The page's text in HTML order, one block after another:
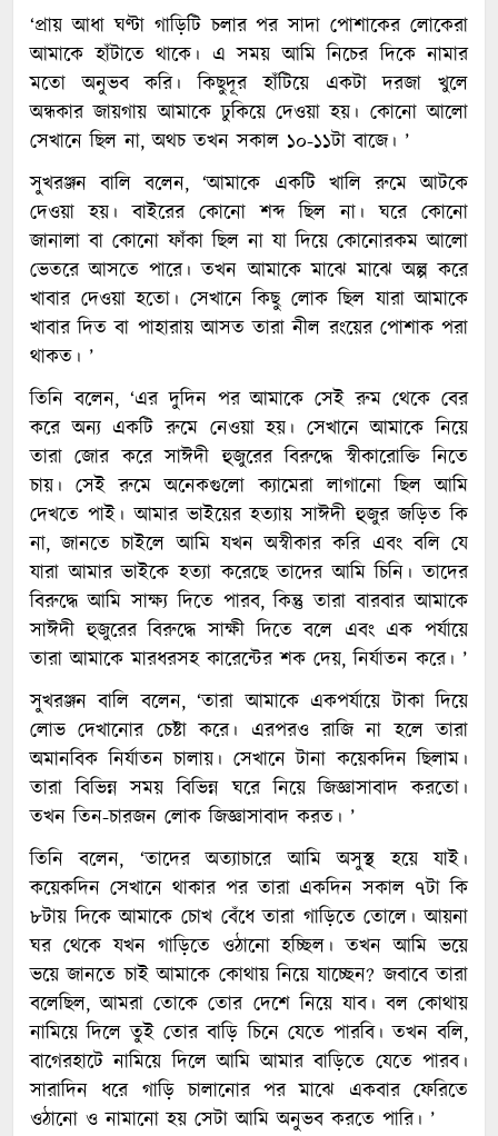
‘প্রায় আধা ঘণ্টা গাড়িটি চলার পর সাদা পোশাকের লোকেরা
আমাকে হাঁটাতে থাকে। এ সময় আমি নিচের দিকে নামার
মতো অনুভব করি। কিছুদূর হাঁটিয়ে একটা দরজা খুলে
অন্ধকার জায়গায় আমাকে ঢুকিয়ে দেওয়া হয়। কোনো আলো
সেখানে ছিল না, অথচ তখন সকাল ১০-১১টা বাজে। ’
সুখরঞ্জন বালি বলেন, ‘আমাকে একটি খালি রুমে আটকে
দেওয়া হয়। বাইরের কোনো শব্দ ছিল না। ঘরে কোনো
জানালা বা কোনো ফাঁকা ছিল না যা দিয়ে কোনোরকম আলো
ভেতরে আসতে পারে। তখন আমাকে মাঝে মাঝে অল্প করে
খাবার দেওয়া হতো। সেখানে কিছু লোক ছিল যারা আমাকে
খাবার দিত বা পাহারায় আসত তারা নীল রংয়ের পোশাক পরা
থাকত। ’
তিনি বলেন, ‘এর দুদিন পর আমাকে সেই রুম থেকে বের
করে অন্য একটি রুমে নেওয়া হয়। সেখানে আমাকে নিয়ে
তারা জোর করে সাঈদী হুজুরের বিরুদ্ধে স্বীকারোক্তি নিতে
চায়। সেই রুমে অনেকগুলো ক্যামেরা লাগানো ছিল আমি
দেখতে পাই। আমার ভাইয়ের হত্যায় সাঈদী হুজুর জড়িত কি
না, জানতে চাইলে আমি যখন অস্বীকার করি এবং বলি যে
যারা আমার ভাইকে হত্যা করেছে তাদের আমি চিনি। তাদের
বিরুদ্ধে আমি সাক্ষ্য দিতে পারব, কিন্তু তারা বারবার আমাকে
সাঈদী হুজুরের বিরুদ্ধে সাক্ষী দিতে বলে এবং এক পর্যায়ে
তারা আমাকে মারধরসহ কারেন্টের শক দেয়, নির্যাতন করে। ’
সুখরঞ্জন বালি বলেন, ‘তারা আমাকে একপর্যায়ে টাকা দিয়ে
লোভ দেখানোর চেষ্টা করে। এরপরও রাজি না হলে তারা
অমানবিক নির্যাতন চালায়। সেখানে টানা কয়েকদিন ছিলাম।
তারা বিভিন্ন সময় বিভিন্ন ঘরে নিয়ে জিজ্ঞাসাবাদ করতো।
তখন তিন-চারজন লোক জিজ্ঞাসাবাদ করত। ’
তিনি বলেন, ‘তাদের অত্যাচারে আমি অসুস্থ হয়ে যাই।
কয়েকদিন সেখানে থাকার পর তারা একদিন সকাল ৭টা কি
৮টায় দিকে আমাকে চোখ বেঁধে তারা গাড়িতে তোলে। আয়না
ঘর থেকে যখন গাড়িতে ওঠানো হচ্ছিল। তখন আমি ভয়ে
ভয়ে জানতে চাই আমাকে কোথায় নিয়ে যাচ্ছেন? জবাবে তারা
বলেছিল, আমরা তোকে তোর দেশে নিয়ে যাব। বল কোথায়
নামিয়ে দিলে তুই তোর বাড়ি চিনে যেতে পারবি। তখন বলি,
বাগেরহাটে নামিয়ে দিলে আমি আমার বাড়িতে যেতে পারব।
সারাদিন ধরে গাড়ি চালানোর পর মাঝে একবার ফেরিতে
ওঠানো ও নামানো হয় সেটা আমি অনুভব করতে পারি। ’